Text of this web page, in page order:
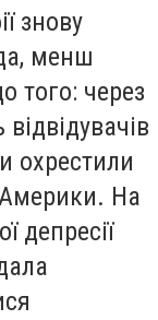
знову
менш
того: через
охрестили
На
депресії